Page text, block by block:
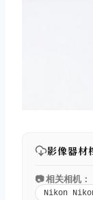
影像器材
📷 相关相机：
Nikon